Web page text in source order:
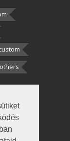
fél autót,